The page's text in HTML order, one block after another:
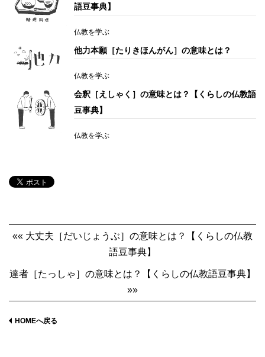
語豆事典】
仏教を学ぶ
他力本願［たりきほんがん］の意味とは？
仏教を学ぶ
会釈［えしゃく］の意味とは？【くらしの仏教語
豆事典】
仏教を学ぶ
«« 大丈夫［だいじょうぶ］の意味とは？【くらしの仏教
語豆事典】
達者［たっしゃ］の意味とは？【くらしの仏教語豆事典】
»»
HOMEへ戻る